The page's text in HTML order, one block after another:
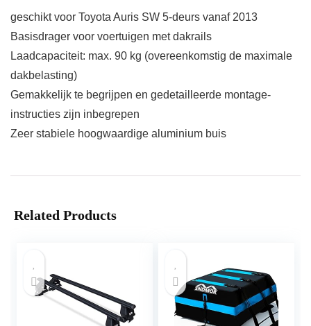
geschikt voor Toyota Auris SW 5-deurs vanaf 2013
Basisdrager voor voertuigen met dakrails
Laadcapaciteit: max. 90 kg (overeenkomstig de maximale
dakbelasting)
Gemakkelijk te begrijpen en gedetailleerde montage-
instructies zijn inbegrepen
Zeer stabiele hoogwaardige aluminium buis
Related Products